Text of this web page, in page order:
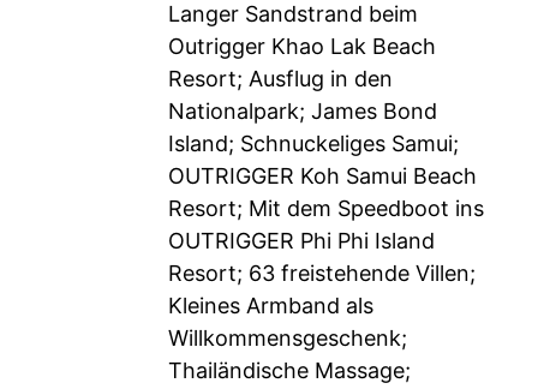
Langer Sandstrand beim
Outrigger Khao Lak Beach
Resort; Ausflug in den
Nationalpark; James Bond
Island; Schnuckeliges Samui;
OUTRIGGER Koh Samui Beach
Resort; Mit dem Speedboot ins
OUTRIGGER Phi Phi Island
Resort; 63 freistehende Villen;
Kleines Armband als
Willkommensgeschenk;
Thailändische Massage;